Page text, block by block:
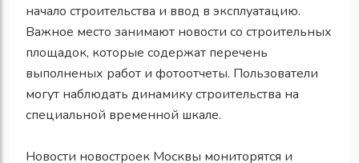
начало строительства и ввод в эксплуатацию.
Важное место занимают новости со строительных
площадок, которые содержат перечень
выполненых работ и фотоотчеты. Пользователи
могут наблюдать динамику строительства на
специальной временной шкале.
Новости новостроек Москвы мониторятся и